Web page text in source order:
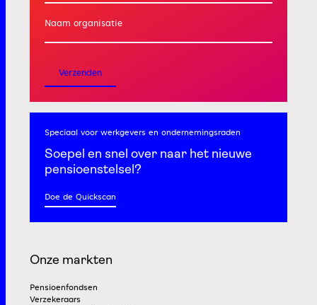
Naam organisatie
Verzenden
Speciaal voor werkgevers en ondernemingsraden
Soepel en snel over naar het nieuwe
pensioenstelsel?
Doe de Quickscan
Onze markten
Pensioenfondsen
Verzekeraars